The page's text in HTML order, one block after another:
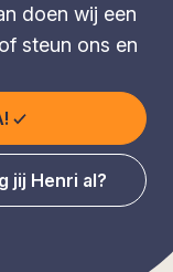
doen wij een
steun ons en
jij Henri al?